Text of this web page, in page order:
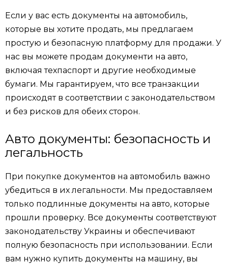
Если у вас есть документы на автомобиль,
которые вы хотите продать, мы предлагаем
простую и безопасную платформу для продажи. У
нас вы можете продам документи на авто,
включая техпаспорт и другие необходимые
бумаги. Мы гарантируем, что все транзакции
происходят в соответствии с законодательством
и без рисков для обеих сторон.
Авто документы: безопасность и
легальность
При покупке документов на автомобиль важно
убедиться в их легальности. Мы предоставляем
только подлинные документы на авто, которые
прошли проверку. Все документы соответствуют
законодательству Украины и обеспечивают
полную безопасность при использовании. Если
вам нужно купить документы на машину, вы